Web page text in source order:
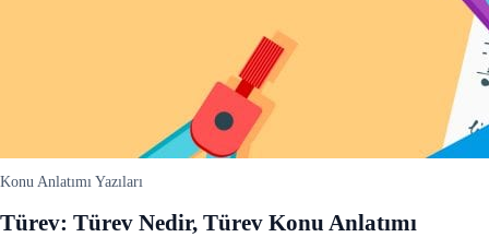
Konu Anlatımı Yazıları
Türev: Türev Nedir, Türev Konu Anlatımı